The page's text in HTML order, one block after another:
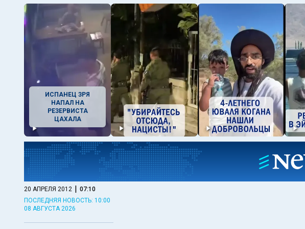
ИСПАНЕЦ ЗРЯ
НАПАЛ НА
РЕЗЕРВИСТА
ЦАХАЛА
20 АПРЕЛЯ 2012 | 07:10
ПОСЛЕДНЯЯ НОВОСТЬ: 10:00
08 АВГУСТА 2026